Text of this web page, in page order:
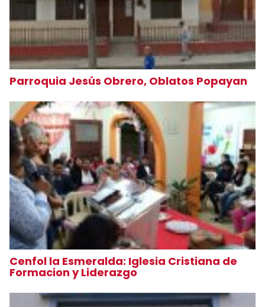
Parroquia Jesús Obrero, Oblatos Popayan
Cenfol la Esmeralda: Iglesia Cristiana de
Formacion y Liderazgo